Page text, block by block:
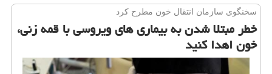
سخنگوی سازمان انتقال خون مطرح كرد
خطر مبتلا شدن به بیماری های ویروسی با قمه زنی،
خون اهدا كنید